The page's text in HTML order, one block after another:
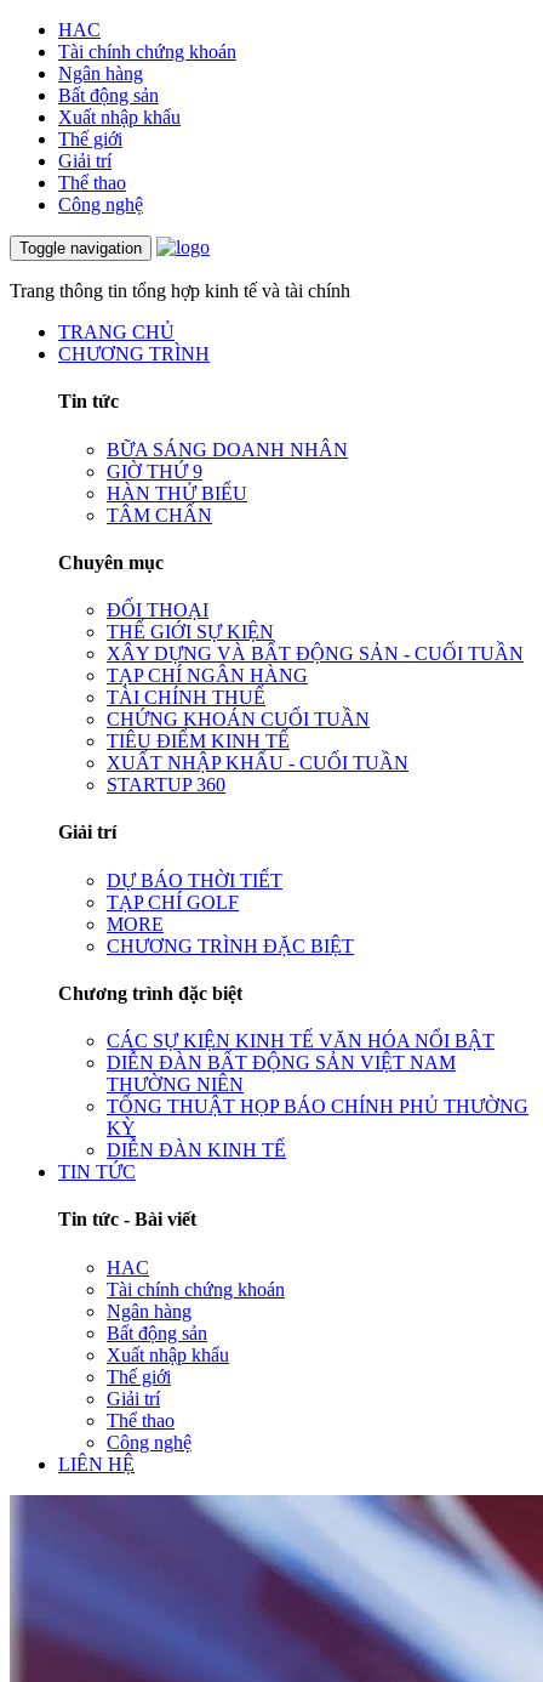
HAC
Tài chính chứng khoán
Ngân hàng
Bất động sản
Xuất nhập khẩu
Thế giới
Giải trí
Thể thao
Công nghệ
Toggle navigation
Trang thông tin tổng hợp kinh tế và tài chính
TRANG CHỦ
CHƯƠNG TRÌNH
Tin tức
BỮA SÁNG DOANH NHÂN
GIỜ THỨ 9
HÀN THỬ BIỂU
TÂM CHẤN
Chuyên mục
ĐỐI THOẠI
THẾ GIỚI SỰ KIỆN
XÂY DỰNG VÀ BẤT ĐỘNG SẢN - CUỐI TUẦN
TẠP CHÍ NGÂN HÀNG
TÀI CHÍNH THUẾ
CHỨNG KHOÁN CUỐI TUẦN
TIÊU ĐIỂM KINH TẾ
XUẤT NHẬP KHẨU - CUỐI TUẦN
STARTUP 360
Giải trí
DỰ BÁO THỜI TIẾT
TẠP CHÍ GOLF
MORE
CHƯƠNG TRÌNH ĐẶC BIỆT
Chương trình đặc biệt
CÁC SỰ KIỆN KINH TẾ VĂN HÓA NỔI BẬT
DIỄN ĐÀN BẤT ĐỘNG SẢN VIỆT NAM
THƯỜNG NIÊN
TỔNG THUẬT HỌP BÁO CHÍNH PHỦ THƯỜNG
KỲ
DIỄN ĐÀN KINH TẾ
TIN TỨC
Tin tức - Bài viết
HAC
Tài chính chứng khoán
Ngân hàng
Bất động sản
Xuất nhập khẩu
Thế giới
Giải trí
Thể thao
Công nghệ
LIÊN HỆ